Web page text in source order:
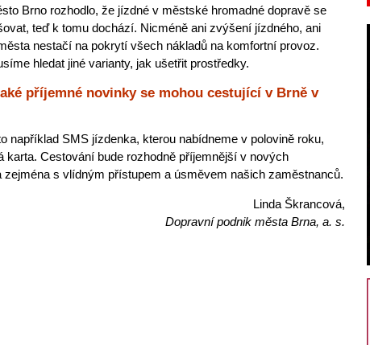
Brno rozhodlo, že jízdné v městské hromadné dopravě se
teď k tomu dochází. Nicméně ani zvýšení jízdného, ani
nestačí na pokrytí všech nákladů na komfortní provoz.
hledat jiné varianty, jak ušetřit prostředky.
příjemné novinky se mohou cestující v Brně v
například SMS jízdenka, kterou nabídneme v polovině roku,
karta. Cestování bude rozhodně příjemnější v nových
s vlídným přístupem a úsměvem našich zaměstnanců.
Linda Škrancová,
Dopravní podnik města Brna, a. s.